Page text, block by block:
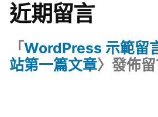
近期留言
「WordPress 示範留
站第一篇文章〉發佈